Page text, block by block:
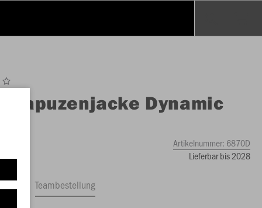
Kapuzenjacke Dynamic
Artikelnummer: 6870D
Lieferbar bis 2028
Teambestellung